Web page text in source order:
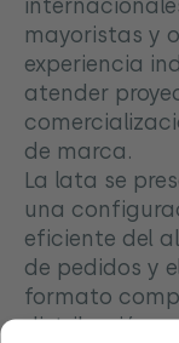
mayoristas y
experiencia
atender
de marca.
La lata se
una
eficiente del
de pedidos y
formato
distribución